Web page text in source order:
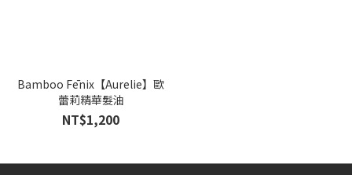
Bamboo Fēnix【Aurelie】歐
蕾莉精華髮油
NT$1,200